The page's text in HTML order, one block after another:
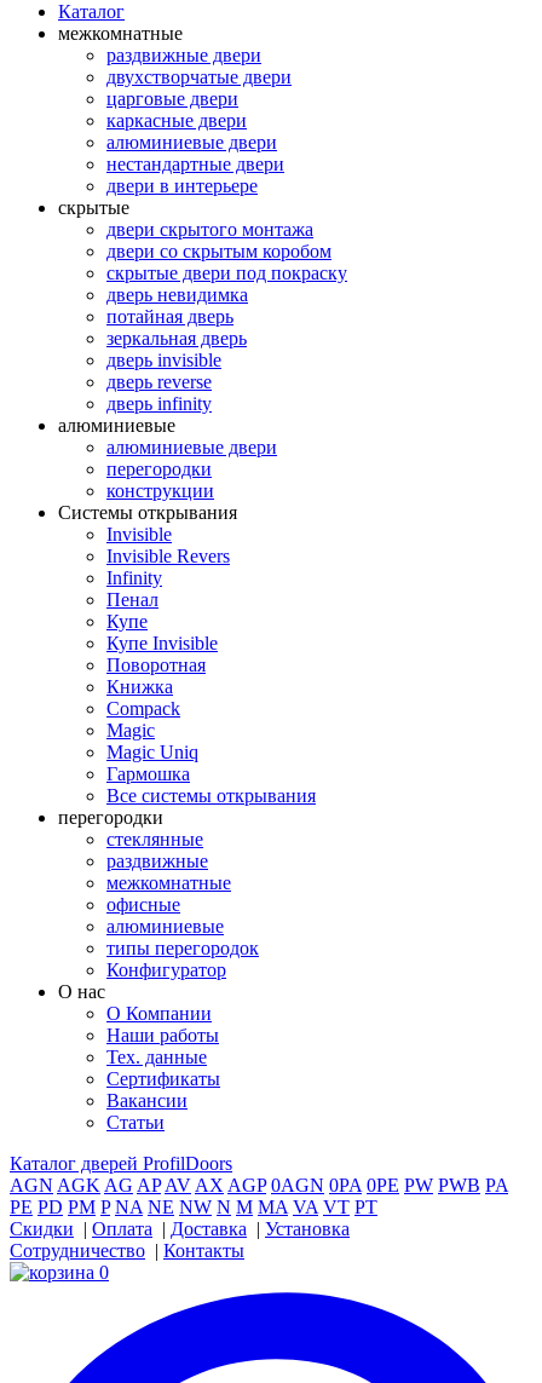
Каталог
межкомнатные
раздвижные двери
двухстворчатые двери
царговые двери
каркасные двери
алюминиевые двери
нестандартные двери
двери в интерьере
скрытые
двери скрытого монтажа
двери со скрытым коробом
скрытые двери под покраску
дверь невидимка
потайная дверь
зеркальная дверь
дверь invisible
дверь reverse
дверь infinity
алюминиевые
алюминиевые двери
перегородки
конструкции
Системы открывания
Invisible
Invisible Revers
Infinity
Пенал
Купе
Купе Invisible
Поворотная
Книжка
Compack
Magic
Magic Uniq
Гармошка
Все системы открывания
перегородки
стеклянные
раздвижные
межкомнатные
офисные
алюминиевые
типы перегородок
Конфигуратор
О нас
О Компании
Наши работы
Тех. данные
Сертификаты
Вакансии
Статьи
Каталог дверей ProfilDoors
AGN AGKAG APAVAXAGP 0AGN 0PA 0PE PW PWB PA
PE PD PM P NA NE NW N M MA VA VT PT
Скидки
Оплата Доставка
Установка
Сотрудничество
Контакты
0